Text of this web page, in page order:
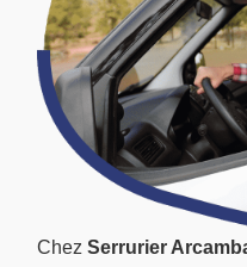
Chez Serrurier